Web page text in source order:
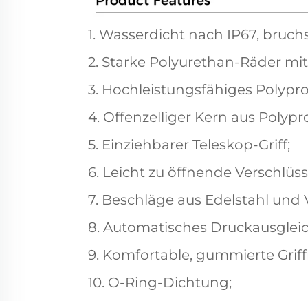
1. Wasserdicht nach IP67,
2. Starke Polyurethan-Räder
3. Hochleistungsfähiges
4. Offenzelliger Kern aus
5. Einziehbarer Teleskop-Griff;
6. Leicht zu öffnende
7. Beschläge aus Edelstahl
8. Automatisches
9. Komfortable, gummierte
10. O-Ring-Dichtung;